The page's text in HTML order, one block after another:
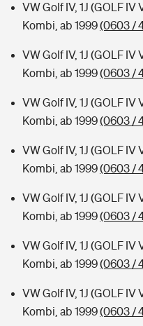
VW Golf IV, 1J (GOLF IV
Kombi, ab 1999(0603 /
VW Golf IV, 1J (GOLF IV
Kombi, ab 1999(0603 /
VW Golf IV, 1J (GOLF IV
Kombi, ab 1999(0603 /
VW Golf IV, 1J (GOLF IV
Kombi, ab 1999(0603 /
VW Golf IV, 1J (GOLF IV
Kombi, ab 1999(0603 /
VW Golf IV, 1J (GOLF IV
Kombi, ab 1999(0603 /
VW Golf IV, 1J (GOLF IV
Kombi, ab 1999(0603 /